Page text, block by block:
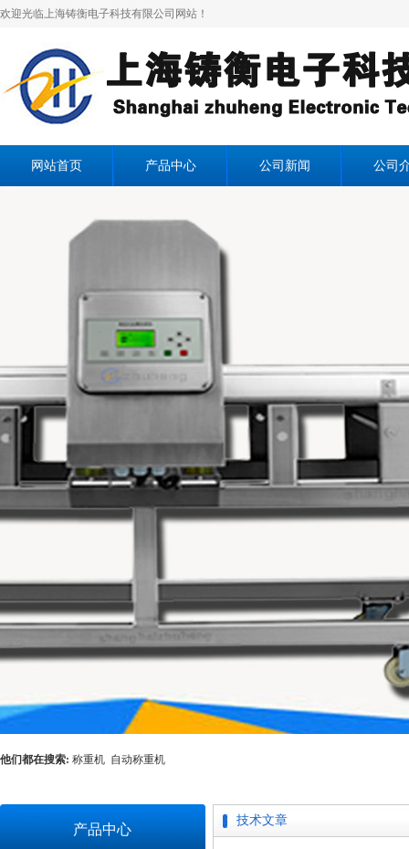
欢迎光临上海铸衡电子科技有限公司网站！
网站首页 产品中心 公司新闻 公司
他们都在搜索: 称重机 自动称重机
产品中心
技术文章